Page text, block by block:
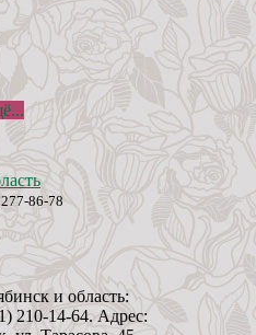
86-78
и область:
210-14-64. Адрес: